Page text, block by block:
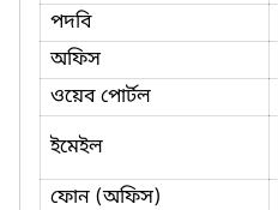
পদবি
অফিস
ওয়েব পোর্টল
ইমেইল
ফোন (অফিস)